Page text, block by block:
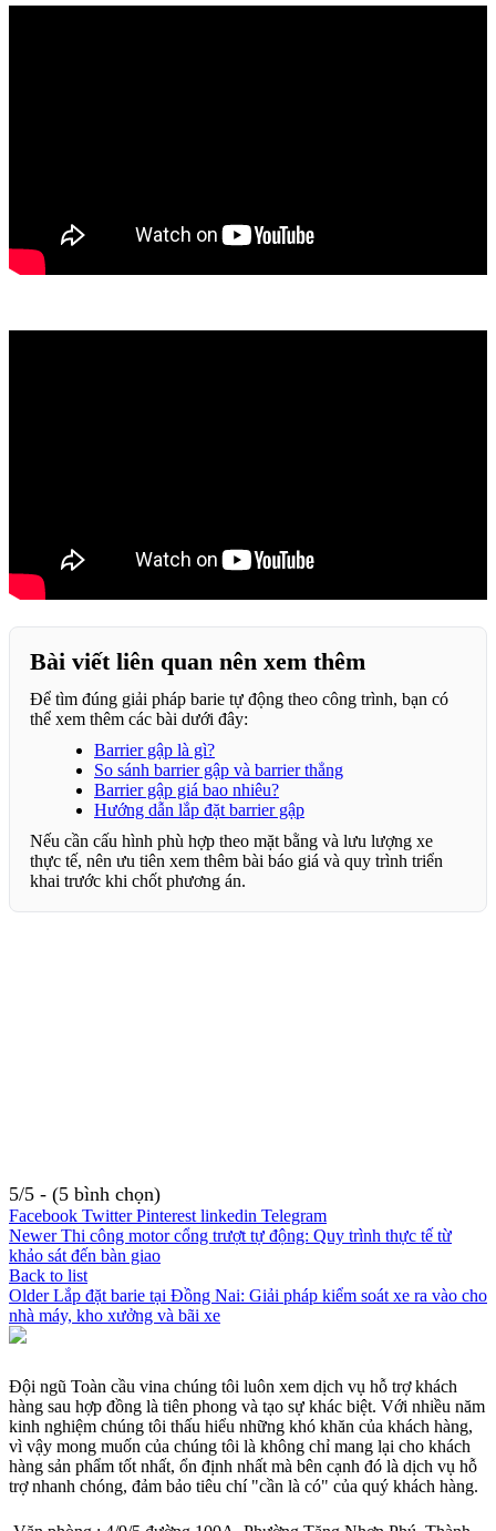
Bài viết liên quan nên xem thêm
Để tìm đúng giải pháp barie tự động theo công trình, bạn có
thể xem thêm các bài dưới đây:
Barrier gập là gì?
So sánh barrier gập và barrier thẳng
Barrier gập giá bao nhiêu?
Hướng dẫn lắp đặt barrier gập
Nếu cần cấu hình phù hợp theo mặt bằng và lưu lượng xe
thực tế, nên ưu tiên xem thêm bài báo giá và quy trình triển
khai trước khi chốt phương án.
5/5 - (5 bình chọn)
Facebook Twitter Pinterest linkedin Telegram
Newer Thi công motor cổng trượt tự động: Quy trình thực tế từ
khảo sát đến bàn giao
Back to list
Older Lắp đặt barie tại Đồng Nai: Giải pháp kiểm soát xe ra vào cho
nhà máy, kho xưởng và bãi xe
Đội ngũ Toàn cầu vina chúng tôi luôn xem dịch vụ hỗ trợ khách
hàng sau hợp đồng là tiên phong và tạo sự khác biệt. Với nhiều năm
kinh nghiệm chúng tôi thấu hiểu những khó khăn của khách hàng,
vì vậy mong muốn của chúng tôi là không chỉ mang lại cho khách
hàng sản phẩm tốt nhất, ổn định nhất mà bên cạnh đó là dịch vụ hỗ
trợ nhanh chóng, đảm bảo tiêu chí "cần là có" của quý khách hàng.